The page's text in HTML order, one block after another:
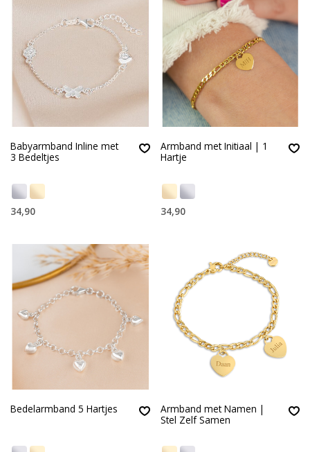
Babyarmband Inline met
3 Bedeltjes
34,90
Armband met Initiaal | 1
Hartje
34,90
Bedelarmband 5 Hartjes
Armband met Namen |
Stel Zelf Samen